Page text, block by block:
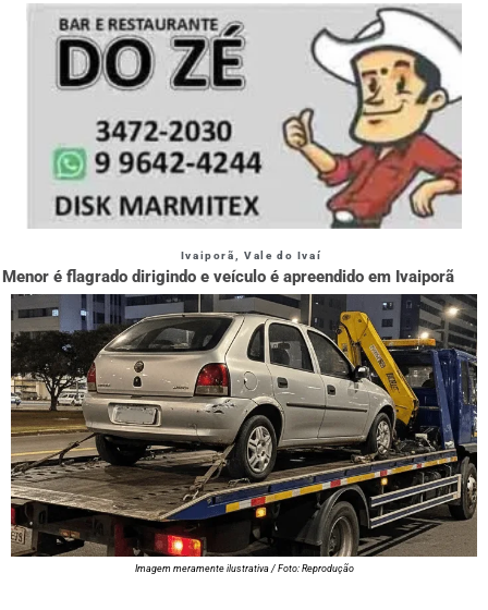
Ivaiporã Vale do Ivaí
Menor é flagrado dirigindo e veículo é apreendido em Ivaiporã
Imagem meramente ilustrativa / Foto: Reprodução